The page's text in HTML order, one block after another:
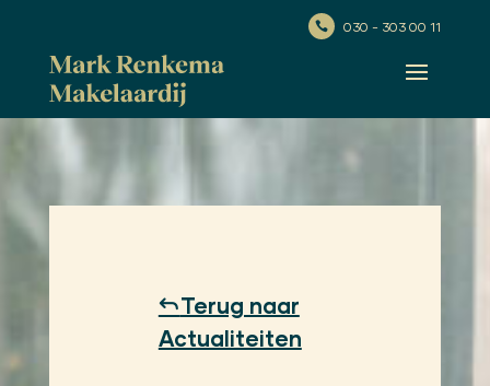
 030 - 303 00 11
Terug naar
Actualiteiten